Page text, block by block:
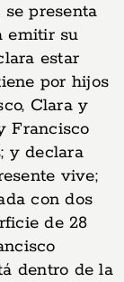
presenta
emitir su
estar
por hijos
Clara y
Francisco
y declara
vive;
con dos
de 28
dentro de la